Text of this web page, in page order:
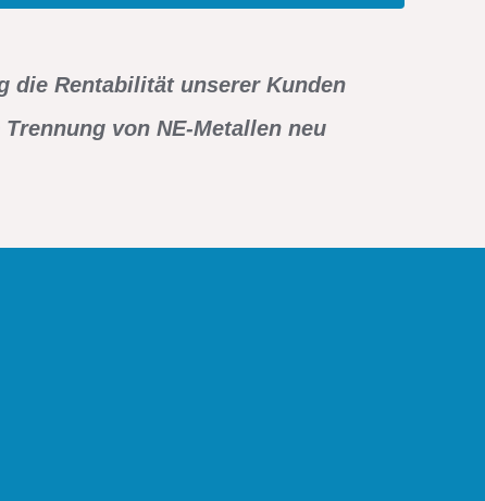
die Rentabilität unserer Kunden
von NE-Metallen neu